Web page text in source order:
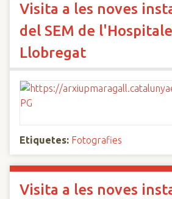
Visita a les noves
del SEM de
Llobregat
Etiquetes: Fotografies
Visita a les noves